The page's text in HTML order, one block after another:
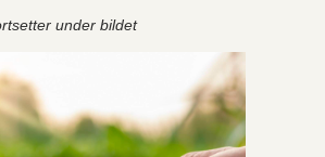
under bildet